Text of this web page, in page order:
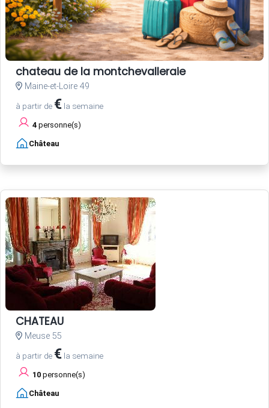
chateau de la montchevalleraie
Maine-et-Loire 49
à partir de € la semaine
4 personne(s)
Château
CHATEAU
Meuse 55
à partir de € la semaine
10 personne(s)
Château